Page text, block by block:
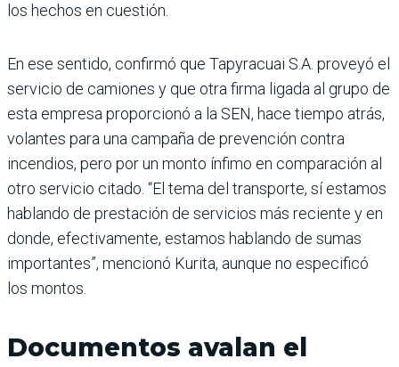
los hechos en cuestión.
En ese sentido, confirmó que Tapyracuai S.A. proveyó el
servicio de camiones y que otra firma ligada al grupo de
esta empresa proporcionó a la SEN, hace tiempo atrás,
volantes para una campaña de prevención contra
incendios, pero por un monto ínfimo en comparación al
otro servicio citado. “El tema del transporte, sí estamos
hablando de prestación de servicios más reciente y en
donde, efectivamente, estamos hablando de sumas
importantes”, mencionó Kurita, aunque no especificó
los montos.
Documentos avalan el